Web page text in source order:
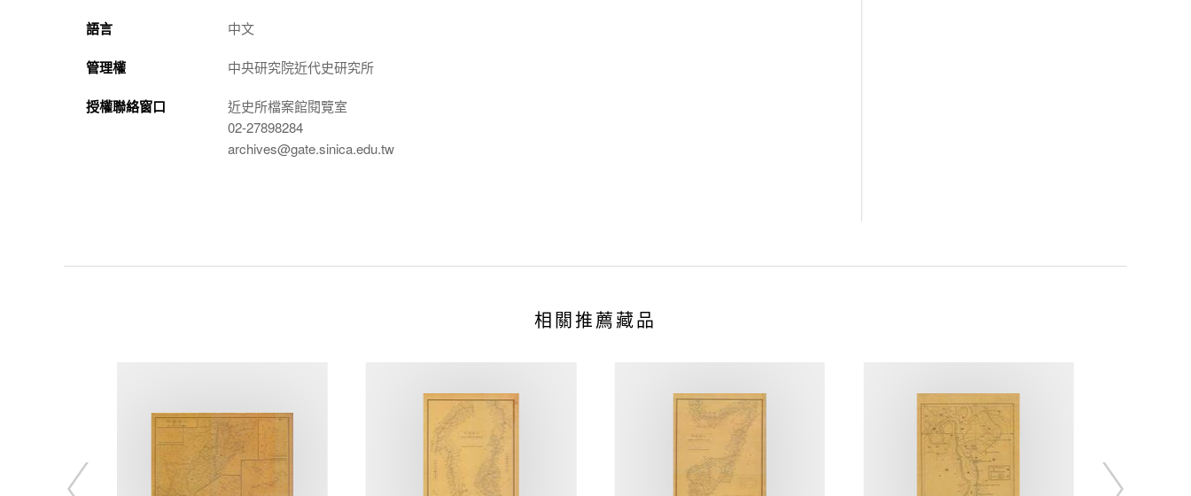
語言 中文
管理權 中央研究院近代史研究所
授權聯絡窗口
近史所檔案館閱覽室
02-27898284
archives@gate.sinica.edu.tw
相關推薦藏品